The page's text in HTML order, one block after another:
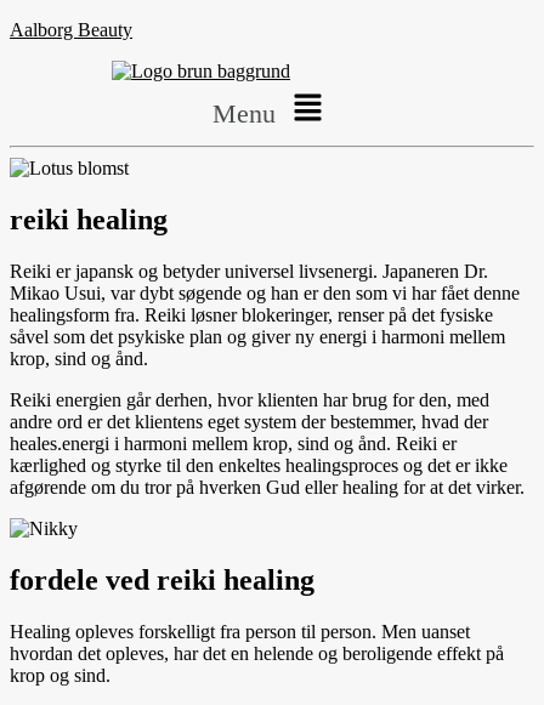
Aalborg Beauty
Menu
reiki healing
Reiki er japansk og betyder universel livsenergi. Japaneren Dr.
Mikao Usui, var dybt søgende og han er den som vi har fået denne
healingsform fra. Reiki løsner blokeringer, renser på det fysiske
såvel som det psykiske plan og giver ny energi i harmoni mellem
krop, sind og ånd.
Reiki energien går derhen, hvor klienten har brug for den, med
andre ord er det klientens eget system der bestemmer, hvad der
heales.energi i harmoni mellem krop, sind og ånd. Reiki er
kærlighed og styrke til den enkeltes healingsproces og det er ikke
afgørende om du tror på hverken Gud eller healing for at det virker.
fordele ved reiki healing
Healing opleves forskelligt fra person til person. Men uanset
hvordan det opleves, har det en helende og beroligende effekt på
krop og sind.